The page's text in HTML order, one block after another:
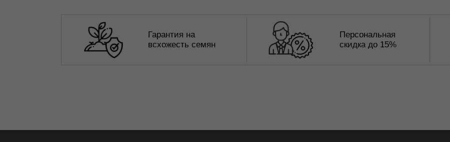
Гарантия на
всхожесть семян
Персональная
скидка до 15%